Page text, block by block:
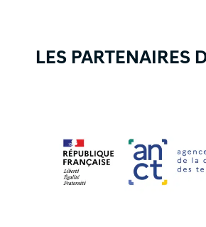
LES PARTENAIRES